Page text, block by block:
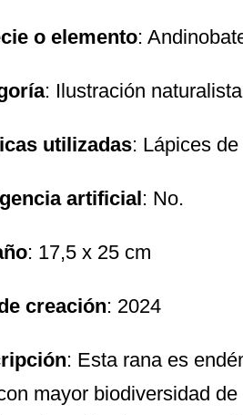
o elemento:
: Ilustración naturalista
utilizadas: Lápices
artificial: No.
: 17,5 x 25 cm
creación: 2024
: Esta rana es
mayor biodiversidad